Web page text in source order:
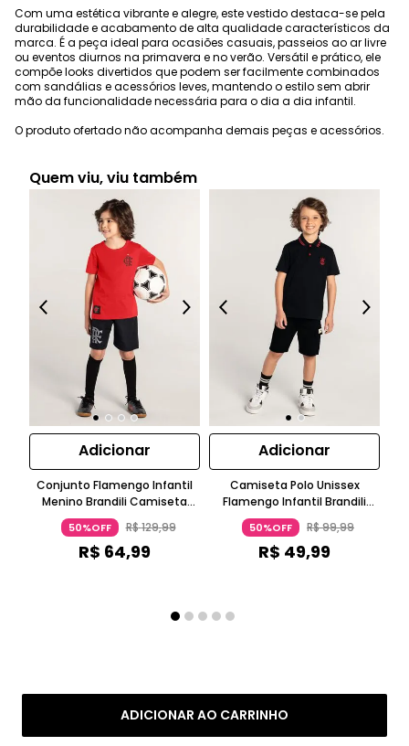
ADICIONAR AO CARRINHO
Com uma estética vibrante e alegre, este vestido destaca-se pela
durabilidade e acabamento de alta qualidade característicos da
marca. É a peça ideal para ocasiões casuais, passeios ao ar livre
ou eventos diurnos na primavera e no verão. Versátil e prático, ele
compõe looks divertidos que podem ser facilmente combinados
com sandálias e acessórios leves, mantendo o estilo sem abrir
mão da funcionalidade necessária para o dia a dia infantil.
O produto ofertado não acompanha demais peças e acessórios.
Quem viu, viu também
Adicionar
Conjunto Flamengo Infantil
Menino Brandili Camiseta
Manga Curta Bermuda Preto
50%OFF R$129,99
R$ 64,99
Adicionar
Camiseta Polo Unissex
Flamengo Infantil Brandili
Malha Manga Curta Preto
50%OFF R$99,99
R$ 49,99